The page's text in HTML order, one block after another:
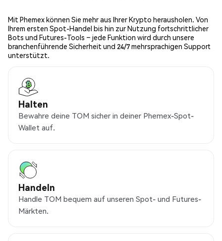
Mit Phemex können Sie mehr aus Ihrer Krypto herausholen. Von
Ihrem ersten Spot-Handel bis hin zur Nutzung fortschrittlicher
Bots und Futures-Tools – jede Funktion wird durch unsere
branchenführende Sicherheit und 24/7 mehrsprachigen Support
unterstützt.
Halten
Bewahre deine TOM sicher in deiner Phemex-Spot-
Wallet auf.
Handeln
Handle TOM bequem auf unseren Spot- und Futures-
Märkten.